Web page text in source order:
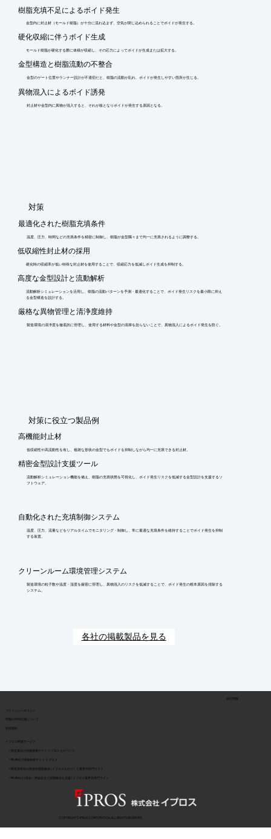
樹脂充填不足によるボイド発生
金型内に封止材（モールド樹脂）が十分に流れ込まず、空気が閉じ込められることでボイドが発生する。
硬化収縮に伴うボイド生成
モールド樹脂が硬化する際に体積が収縮し、その応力によってボイドが生成または拡大する。
金型構造と樹脂流動の不整合
金型のゲート位置やランナー設計が不適切だと、樹脂の流動が乱れ、ボイドが発生しやすい箇所が生じる。
異物混入によるボイド誘発
封止材や金型内に異物が混入すると、それが核となりボイドが発生する原因となる。
​対策
最適化された樹脂充填条件
温度、圧力、時間などの充填条件を精密に制御し、樹脂が金型隅々まで均一に充填されるように調整する。
低収縮性封止材の採用
硬化時の収縮率が低い特殊な封止材を使用することで、収縮応力を低減しボイド生成を抑制する。
高度な金型設計と流動解析
流動解析シミュレーションを活用し、樹脂の流動パターンを予測・最適化することで、ボイド発生リスクを最小限に抑え
る金型構造を設計する。
厳格な異物管理と清浄度維持
製造環境の清浄度を徹底的に管理し、使用する材料や金型の清掃を怠らないことで、異物混入によるボイド発生を防ぐ。
​対策に役立つ製品例
高機能封止材
低収縮性や高流動性を有し、複雑な形状の金型でもボイドを抑制しながら均一に充填できる封止材。
精密金型設計支援ツール
流動解析シミュレーション機能を備え、樹脂の充填状態を可視化し、ボイド発生リスクを低減する金型設計を支援するソ
フトウェア。
自動化された充填制御システム
温度、圧力、流量などをリアルタイムでモニタリング・制御し、常に最適な充填条件を維持することでボイド発生を抑制
する装置。
クリーンルーム環境管理システム
製造環境の粒子数や温度・湿度を厳密に管理し、異物混入のリスクを低減することで、ボイド発生の根本原因を排除する
システム。
各社の掲載製品を見る
​情報の外部伝達について
会社情報
COPYRIGHT © IPROS CORPORATION ALL RIGHTS RESERVED
イプロス関連サービス
> 製造業向け情報検索サイト イプロスものづくり
> BtoB向け | 目的・用途起点で課題解決を支援 | イプロス業界別専門サイト
> BtoB向け情報検索サイト イプロス
> 製造業特化の用途別課題解決 | イプロスものづくり業界別専門サイト